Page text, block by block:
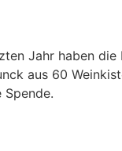
Jahr haben
aus 60